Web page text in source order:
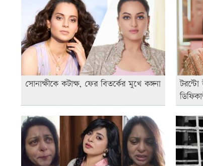
সোনাক্ষীকে কটাক্ষ, ফের বিতর্কের মুখে কঙ্গনা
টরন্টো